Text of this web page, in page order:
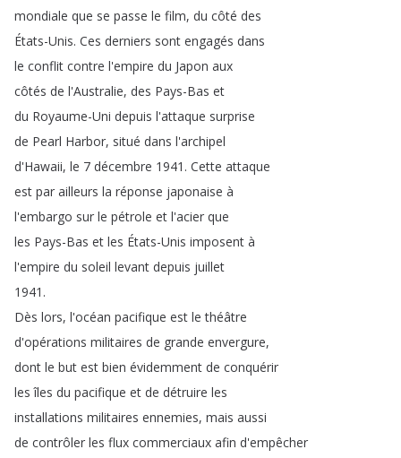
mondiale que se passe le film, du côté des
États-Unis. Ces derniers sont engagés dans
le conflit contre l'empire du Japon aux
côtés de l'Australie, des Pays-Bas et
du Royaume-Uni depuis l'attaque surprise
de Pearl Harbor, situé dans l'archipel
d'Hawaii, le 7 décembre 1941. Cette attaque
est par ailleurs la réponse japonaise à
l'embargo sur le pétrole et l'acier que
les Pays-Bas et les États-Unis imposent à
l'empire du soleil levant depuis juillet
1941.
Dès lors, l'océan pacifique est le théâtre
d'opérations militaires de grande envergure,
dont le but est bien évidemment de conquérir
les îles du pacifique et de détruire les
installations militaires ennemies, mais aussi
de contrôler les flux commerciaux afin d'empêcher